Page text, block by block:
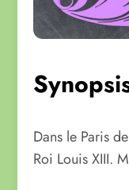
Dans le Paris
Roi Louis XIII.